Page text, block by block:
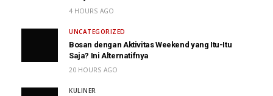
4 HOURS AGO
UNCATEGORIZED
Bosan dengan Aktivitas Weekend yang Itu-Itu
Saja? Ini Alternatifnya
20 HOURS AGO
KULINER